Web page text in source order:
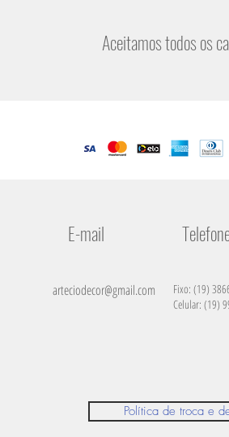
Aceitamos todos os
E-mail
arteciodecor@gmail.com
Fixo: (19)
Celular: (19)
Política de troca e